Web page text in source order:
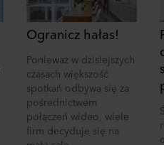
Ogranicz hałas!
Ponieważ w dzisiejszych
czasach większość
spotkań odbywa się za
pośrednictwem
połączeń wideo, wiele
firm decyduje się na